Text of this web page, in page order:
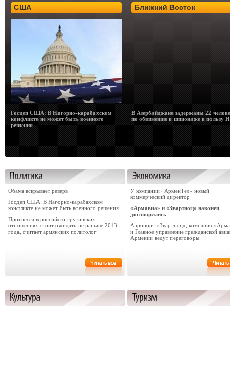
США
Госдеп США: В Нагорно-карабахском
конфликте не может быть военного
решения
Ближний Восток
В Азербайджане задержаны 22
по обвинению в шпионаже в пользу
Обама вскрывает резерв
Госдеп США: В Нагорно-карабахском
конфликте не может быть военного решения
Прогресса в российско-грузинских
отношениях стоит ожидать не раньше 2013
года, считает армянских политолог
У компании «АрменТел» новый
коммерческий директор
«Армавиа» и «Звартноц» наконец
договорились
Аэропорт «Звартноц», компания
и Главное управление гражданской
Армении ведут переговоры